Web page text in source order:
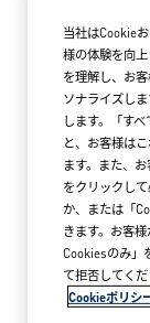
AG
General
Director
“All
body,
and
当社はCookie
様の体験を向
を理解し、お
ソナライズし
します。「す
と、お客様は
ます。また、
をクリックし
か、または「
きます。お客
Cookiesのみ」
て拒否してく
Cookieポリシ